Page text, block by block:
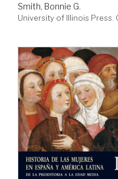
Smith, Bonnie G.
University of Illinois Press.